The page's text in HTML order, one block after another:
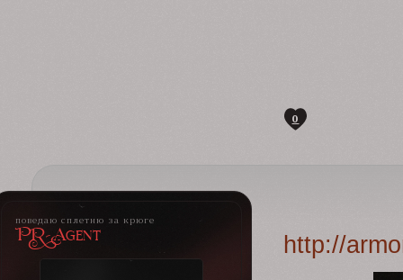
0
поведаю сплетню за крюге
PR-Agent http://